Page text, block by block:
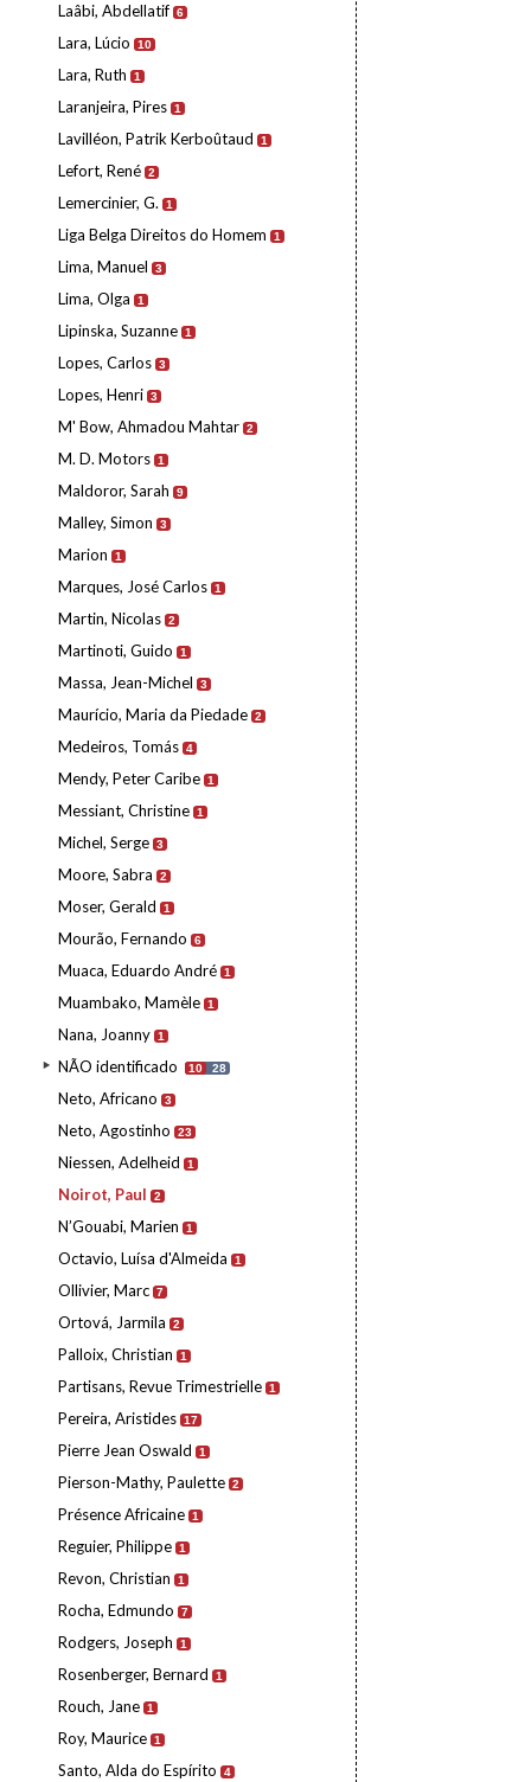
Laâbi, Abdellatif 6
Lara, Lúcio 10
Lara, Ruth 1
Laranjeira, Pires 1
Lavilléon, Patrik Kerboûtaud 1
Lefort, René 2
Lemercinier, G. 1
Liga Belga Direitos do Homem 1
Lima, Manuel 3
Lima, Olga 1
Lipinska, Suzanne 1
Lopes, Carlos 3
Lopes, Henri 3
M' Bow, Ahmadou Mahtar 2
M. D. Motors 1
Maldoror, Sarah 9
Malley, Simon 3
Marion 1
Marques, José Carlos 1
Martin, Nicolas 2
Martinoti, Guido 1
Massa, Jean-Michel 3
Maurício, Maria da Piedade 2
Medeiros, Tomás 4
Mendy, Peter Caribe 1
Messiant, Christine 1
Michel, Serge 3
Moore, Sabra 2
Moser, Gerald 1
Mourão, Fernando 6
Muaca, Eduardo André 1
Muambako, Mamèle 1
Nana, Joanny 1
NÃO identificado 10 28
Neto, Africano 3
Neto, Agostinho 23
Niessen, Adelheid 1
Noirot, Paul 2
N’Gouabi, Marien 1
Octavio, Luísa d'Almeida 1
Ollivier, Marc 7
Ortová, Jarmila 2
Palloix, Christian 1
Partisans, Revue Trimestrielle 1
Pereira, Aristides 17
Pierre Jean Oswald 1
Pierson-Mathy, Paulette 2
Présence Africaine 1
Reguier, Philippe 1
Revon, Christian 1
Rocha, Edmundo 7
Rodgers, Joseph 1
Rosenberger, Bernard 1
Rouch, Jane 1
Roy, Maurice 1
Santo, Alda do Espírito 4